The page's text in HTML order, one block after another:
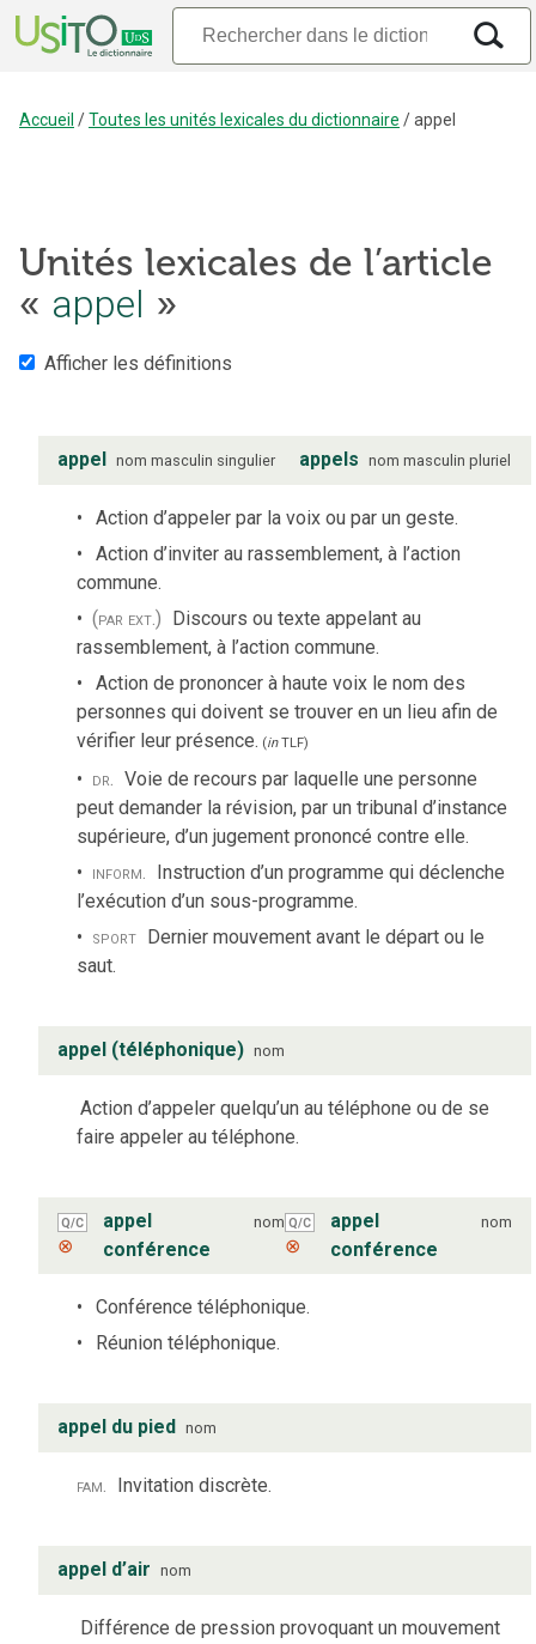
Accueil /Toutes les unités lexicales du dictionnaire /appel
Unités lexicales de l’article
« appel »
Afficher les définitions
appel nom masculin singulier appels nom masculin pluriel
Action d’appeler par la voix ou par un geste.
Action d’inviter au rassemblement, à l’action
commune.
(par ext.) Discours ou texte appelant au
rassemblement, à l’action commune.
Action de prononcer à haute voix le nom des
personnes qui doivent se trouver en un lieu afin de
vérifier leur présence. (inTLF)
dr. Voie de recours par laquelle une personne
peut demander la révision, par un tribunal d’instance
supérieure, d’un jugement prononcé contre elle.
inform. Instruction d’un programme qui déclenche
l’exécution d’un sous-programme.
sport Dernier mouvement avant le départ ou le
saut.
appel (téléphonique) nom
Action d’appeler quelqu’un au téléphone ou de se
faire appeler au téléphone.
Q/C
⊗
appel
conférence
nom Q/C
⊗
appel
conférence
nom
Conférence téléphonique.
Réunion téléphonique.
appel du pied nom
fam. Invitation discrète.
appel d’air nom
Différence de pression provoquant un mouvement